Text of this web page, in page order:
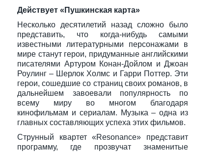
Действует «Пушкинская карта»
Несколько десятилетий назад сложно было
представить, что когда-нибудь самыми
известными литературными персонажами в
мире станут герои, придуманные английскими
писателями Артуром Конан-Дойлом и Джоан
Роулинг – Шерлок Холмс и Гарри Поттер. Эти
герои, сошедшие со страниц своих романов, в
дальнейшем завоевали популярность по
всему миру во многом благодаря
кинофильмам и сериалам. Музыка – одна из
главных составляющих успеха этих фильмов.
Струнный квартет «Resonance» представит
программу, где прозвучат знаменитые